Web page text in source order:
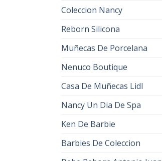
Coleccion Nancy
Reborn Silicona
Muñecas De Porcelana
Nenuco Boutique
Casa De Muñecas Lidl
Nancy Un Dia De Spa
Ken De Barbie
Barbies De Coleccion